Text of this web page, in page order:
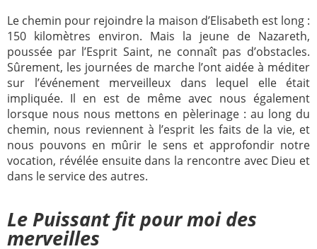
Le chemin pour rejoindre la maison d’Elisabeth est long :
150 kilomètres environ. Mais la jeune de Nazareth,
poussée par l’Esprit Saint, ne connaît pas d’obstacles.
Sûrement, les journées de marche l’ont aidée à méditer
sur l’événement merveilleux dans lequel elle était
impliquée. Il en est de même avec nous également
lorsque nous nous mettons en pèlerinage : au long du
chemin, nous reviennent à l’esprit les faits de la vie, et
nous pouvons en mûrir le sens et approfondir notre
vocation, révélée ensuite dans la rencontre avec Dieu et
dans le service des autres.
Le Puissant fit pour moi des
merveilles